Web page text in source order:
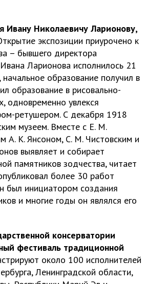
Ивану Николаевичу Ларионову,
экспозиции приурочено к
– бывшего директора
Ларионова исполнилось 21
образование получил в
образование в рисовально-
одновременно увлекся
ретушером. С декабря 1918
музеем. Вместе с Е. М.
А. К. Янсоном, С. М. Чистовским и
выявляет и собирает
памятников зодчества, читает
более 30 работ
был инициатором создания
и многие годы он являлся его
консерватории
фестиваль традиционной
около 100 исполнителей
Ленинградской области,